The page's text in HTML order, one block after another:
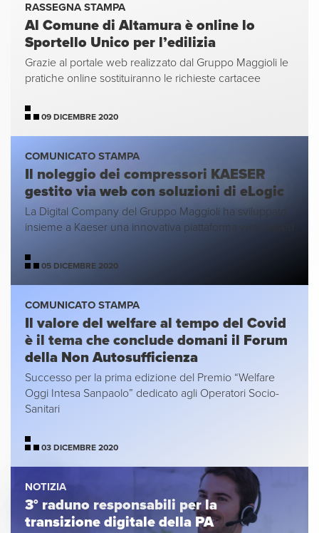
RASSEGNA STAMPA
Al Comune di Altamura è online lo
Sportello Unico per l’edilizia
Grazie al portale web realizzato dal Gruppo Maggioli le
pratiche online sostituiranno le richieste cartacee
09 DICEMBRE 2020
COMUNICATO STAMPA
Il noleggio dei compressori KAESER
gestito via web con soluzioni di eLogic
La Digital Company del Gruppo Maggioli ha sviluppato
insieme a Kaeser una innovativa piattaforma web based
05 DICEMBRE 2020
COMUNICATO STAMPA
Il valore del welfare al tempo del Covid
è il tema che conclude domani il Forum
della Non Autosufficienza
Successo per la prima edizione del Premio “Welfare
Oggi Intesa Sanpaolo” dedicato agli Operatori Socio-
Sanitari
03 DICEMBRE 2020
NOTIZIA
3° raduno responsabili per la
transizione digitale della PA